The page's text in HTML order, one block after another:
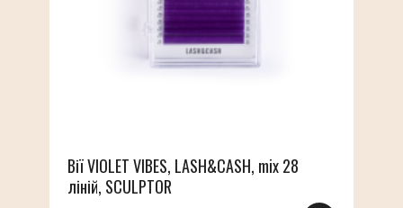
Вії VIOLET VIBES, LASH&CASH, mix 28
ліній, SCULPTOR